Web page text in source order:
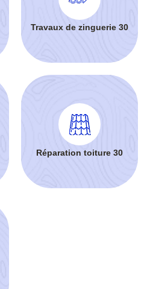
Travaux de zinguerie 30
Réparation toiture 30